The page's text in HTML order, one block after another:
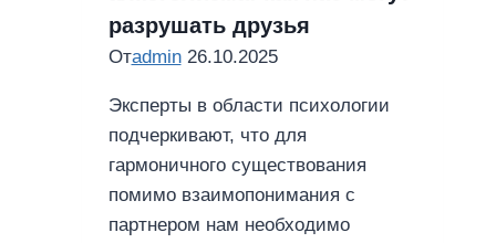
разрушать друзья
Отadmin 26.10.2025
Эксперты в области психологии
подчеркивают, что для
гармоничного существования
помимо взаимопонимания с
партнером нам необходимо